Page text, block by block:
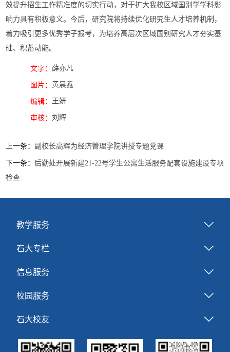
效提升招生工作精准度的切实行动，对于扩大我校区域国别学学科影
响力具有积极意义。今后，研究院将持续优化研究生人才培养机制，
着力吸引更多优秀学子报考，为培养高层次区域国别研究人才夯实基
础、积蓄动能。
文字： 薛亦凡
图片：黄晨鑫
编辑： 王妍
审核：刘辉
上一条：副校长高辉为经济管理学院讲授专题党课
下一条： 后勤处开展新建21-22号学生公寓生活服务配套设施建设专项
检查
教学服务
石大专栏
信息服务
校园服务
石大校友